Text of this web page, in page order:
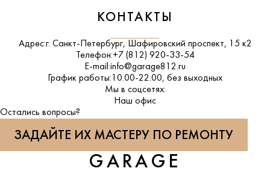
КОНТАКТЫ
Адрес:г. Санкт-Петербург, Шафировский проспект, 15 к2
Телефон:+7 (812) 920-33-54
E-mail:info@garage812.ru
График работы: 10.00-22.00, без выходных
Мы в соцсетях:
ВКонтакте
Наш офис
Остались вопросы?
ЗАДАЙТЕ ИХ МАСТЕРУ ПО РЕМОНТУ
GARAGE